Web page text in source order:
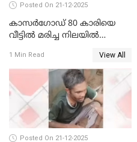
Posted On 21-12-2025
കാസർഗോഡ് 80 കാരിയെ
വീട്ടിൽ മരിച്ച നിലയിൽ
1 Min Read View All
Posted On 21-12-2025